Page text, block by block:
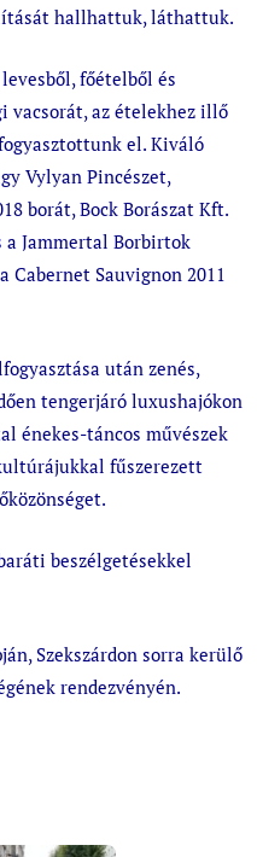
hallhattuk, láthattuk.
főételből és
vacsorát, az ételekhez illő
el. Kiváló
Vylyan Pincészet,
borát, Bock Borászat Kft.
a Jammertal Borbirtok
Cabernet Sauvignon 2011
után zenés,
tengerjáró luxushajókon
énekes-táncos művészek
fűszerezett
beszélgetésekkel
Szekszárdon sorra kerülő
rendezvényén.